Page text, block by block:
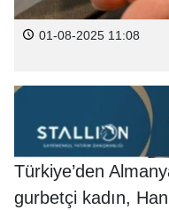
01-08-2025 11:08
Türkiye’den
gurbetçi kadın,